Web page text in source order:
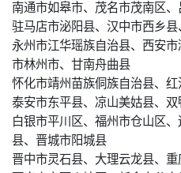
南通市如皋市、茂名市茂南区、
驻马店市泌阳县、汉中市西乡
永州市江华瑶族自治县、西安
市林州市、甘南舟曲县
怀化市靖州苗族侗族自治县、红
泰安市东平县、凉山美姑县、
白银市平川区、福州市仓山区
县、晋城市阳城县
晋中市灵石县、大理云龙县、